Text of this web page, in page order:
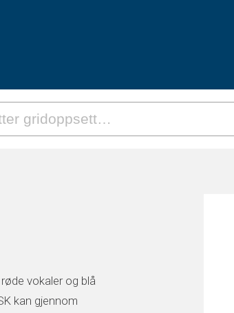
vokaler og blå
kan gjennom